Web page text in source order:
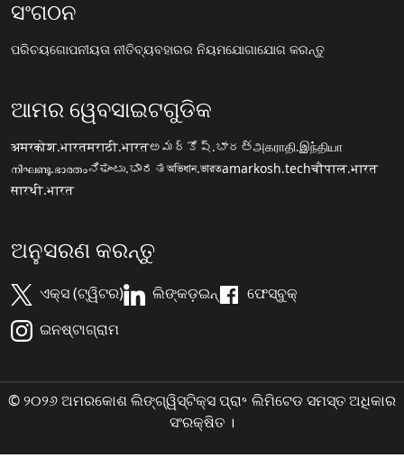
ସଂଗଠନ
ପରିଚୟଗୋପନୀୟତା ନୀତିବ୍ୟବହାରର ନିୟମଯୋଗାଯୋଗ କରନ୍ତୁ
ଆମର ୱେବସାଇଟଗୁଡିକ
अमरकोश.भारतमराठी.भारतఅమర్కోష్.భారత్அகராதி.இந்தியா
നിഘണ്ടു.ഭാരതംನಿಘಂಟು.ಭಾರತঅভিধান.ভারতamarkosh.techचौपाल.भारत
सारथी.भारत
ଅନୁସରଣ କରନ୍ତୁ
ଏକ୍ସ (ଟ୍ୱିଟର) ଲିଙ୍କଡ଼ଇନ୍
ଫେସ୍ବୁକ୍
ଇନଷ୍ଟାଗ୍ରାମ
© ୨୦୨୬ ଅମରକୋଶ ଲିଙ୍ଗ୍ୱିସ୍ଟିକ୍ସ ପ୍ରା॰ ଲିମିଟେଡ ସମସ୍ତ ଅଧିକାର
ସଂରକ୍ଷିତ ।